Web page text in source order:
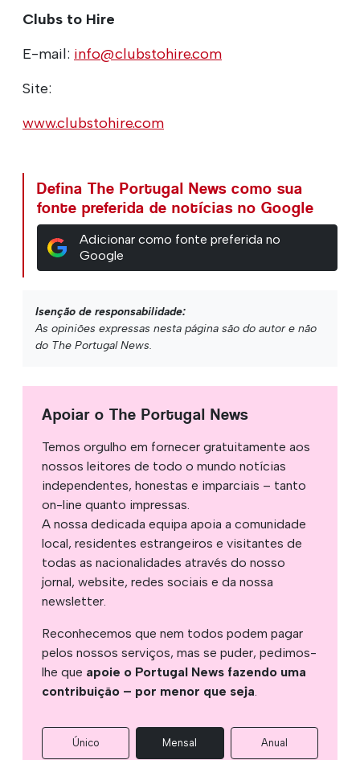
Clubs to Hire
E-mail: info@clubstohire.com
Site:
www.clubstohire.com
Defina The Portugal News como sua
fonte preferida de notícias no Google
Adicionar como fonte preferida no
Google
Isenção de responsabilidade:
As opiniões expressas nesta página são do autor e não
do The Portugal News.
Apoiar o The Portugal News
Temos orgulho em fornecer gratuitamente aos
nossos leitores de todo o mundo notícias
independentes, honestas e imparciais – tanto
on-line quanto impressas.
A nossa dedicada equipa apoia a comunidade
local, residentes estrangeiros e visitantes de
todas as nacionalidades através do nosso
jornal, website, redes sociais e da nossa
newsletter.
Reconhecemos que nem todos podem pagar
pelos nossos serviços, mas se puder, pedimos-
lhe que apoie o Portugal News fazendo uma
contribuição – por menor que seja.
Único Mensal Anual